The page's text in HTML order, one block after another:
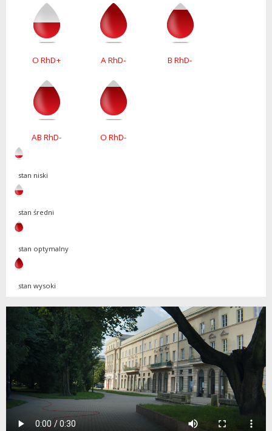
O RhD+ A RhD- B RhD-
AB RhD- O RhD-
stan niski
stan średni
stan optymalny
stan wysoki